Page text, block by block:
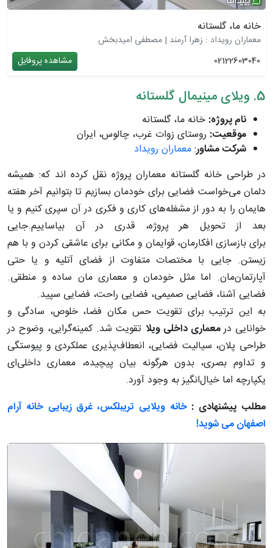
خانه ما، گلستانه
معماران رویداد : زهرا آرمند | مصطفی امیدبخش
02122603040
مشاهده پروفایل
5. ویلای مینیمال گلستانه
نام پروژه: خانه ما، گلستانه
موقعیت: روستای زوات غرب، چالوس، ایران
شرکت مشاور:معماران رویداد
در طراحی خانه گلستانه معماران پروژه نقل کرده اند که: همیشه
دلمان می‌خواست فضایی برای خودمان بسازیم تا بتوانیم آخر هفته‌
هایمان را به دور از مشغله‌های کاری و فکری در آن سپری کنیم و یا
بعد از تحویل هر پروژه، قدری در آن بیاساییم.جایی
برای بازسازی افکارمان، قوایمان و مکانی برای عاشقی کردن و با هم
زیستن. جایی با مختصات متفاوت از فضای آتلیه و یا حتی
آپارتمان‌مان. اما مثل خودمان و معماری ‌مان ساده و منطقی.
فضایی آشنا، فضایی صمیمی، فضایی راحت، فضایی سپید.
به این ترتیب برای تقویت حس مکان فضا، خلوص، سادگی و
خوانایی درمعماری داخلی ویلا تقویت شد. کمینه‌گرایی، وضوح در
طراحی پلان، سیالیت فضایی، انعطاف‌پذیری عملکردی و پیوستگی
و تداوم بصری، بدون هرگونه بیان پیچیده، معماری داخلی‌ای
یکپارچه اما خیال‌انگیز به وجود آورد.
مطلب پیشنهادی :خانه ویلایی تریبلکس، غرق زیبایی خانه آرام
اصفهان می شوید!